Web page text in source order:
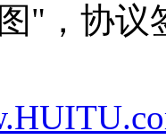
"，协议